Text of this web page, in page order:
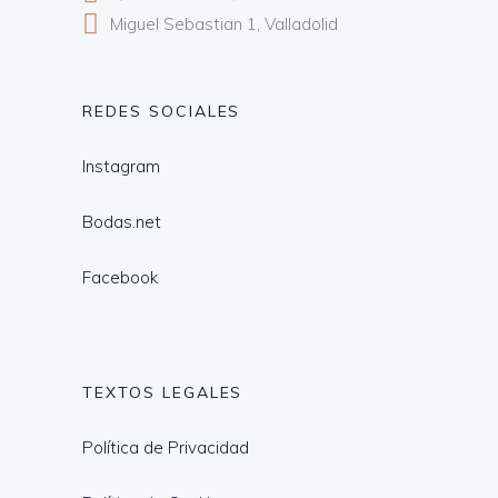
Miguel Sebastian 1, Valladolid
REDES SOCIALES
Instagram
Bodas.net
Facebook
TEXTOS LEGALES
Política de Privacidad